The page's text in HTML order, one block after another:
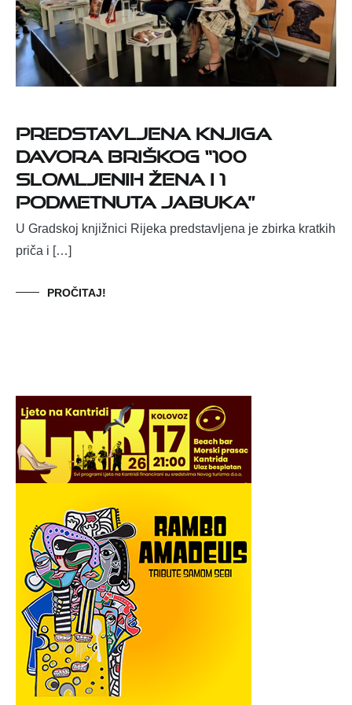
Predstavljena knjiga
Davora Briškog “100
slomljenih žena i 1
podmetnuta jabuka”
U Gradskoj knjižnici Rijeka predstavljena je zbirka kratkih
priča i […]
PROČITAJ!